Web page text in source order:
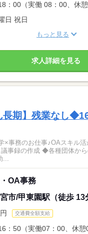
：00（実働 08：00、休憩
日 祝日
もっと見る
求人詳細を見る
長期】残業なし
務のお仕事♪OAスキル活かせる♪ ◆
事録の作成 ◆各種団体か
...
OA事務
市/甲東園駅（徒歩 13
交通費全額支給
：50（実働07：00、休憩